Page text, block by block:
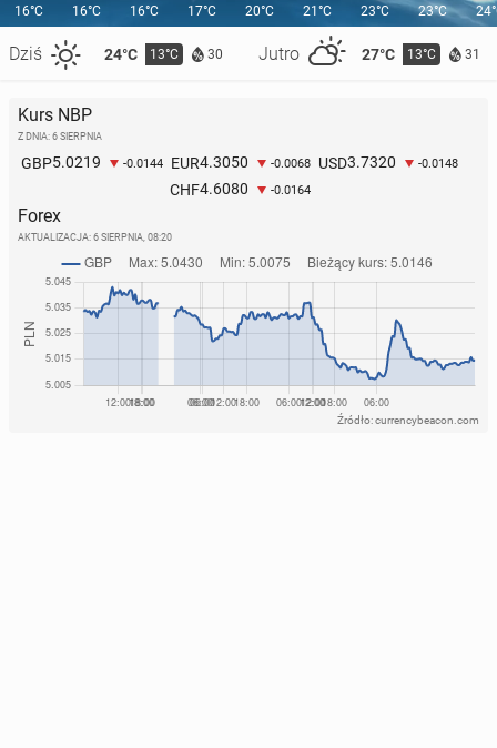
16°C
Dziś 24°C 13°C 30 Jutro 27°C 13°C 31
16°C 16°C 17°C 20°C 21°C 23°C 23°C
Kurs NBP
Z DNIA: 6 SIERPNIA
GBP5.0219 -0.0144 EUR4.3050 -0.0068 USD3.7320 -0.0148
CHF4.6080 -0.0164
Forex
AKTUALIZACJA: 6 SIERPNIA, 08:20
Źródło: currencybeacon.com